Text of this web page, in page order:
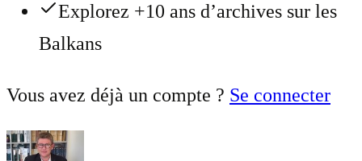
Explorez +10 ans d’archives sur les
Balkans
Vous avez déjà un compte ? Se connecter